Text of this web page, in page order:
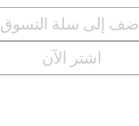
أضف إلى سلة التسوق
اشتر الآن